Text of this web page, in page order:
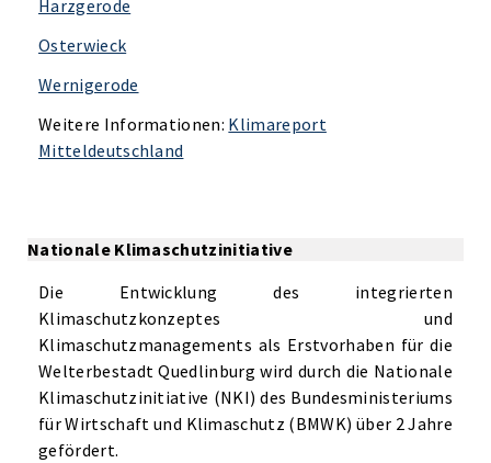
Harzgerode
Osterwieck
Wernigerode
Weitere Informationen: Klimareport
Mitteldeutschland
Nationale Klimaschutzinitiative
Die Entwicklung des integrierten
Klimaschutzkonzeptes und
Klimaschutzmanagements als Erstvorhaben für die
Welterbestadt Quedlinburg wird durch die Nationale
Klimaschutzinitiative (NKI) des Bundesministeriums
für Wirtschaft und Klimaschutz (BMWK) über 2 Jahre
gefördert.